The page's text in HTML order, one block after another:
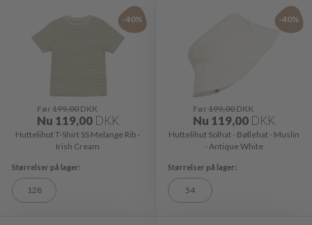
-40%
Før199,00DKK
Nu 119,00 DKK
Huttelihut T-Shirt SS Melange Rib -
Irish Cream
128
-40%
Før199,00 DKK
Nu 119,00 DKK
Huttelihut Solhat - Bøllehat - Muslin
- Antique White
54